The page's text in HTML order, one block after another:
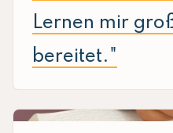
Lernen mir
bereitet."